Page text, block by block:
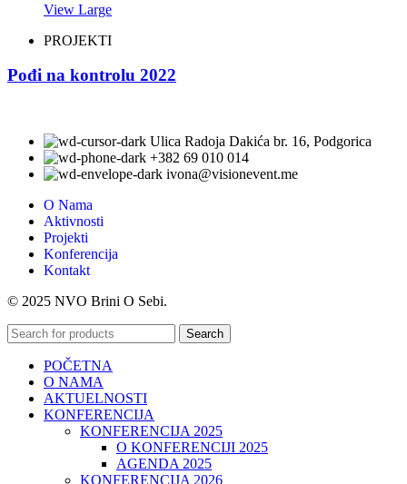
View Large
PROJEKTI
Pođi na kontrolu 2022
Ulica Radoja Dakića br. 16, Podgorica
+382 69 010 014
ivona@visionevent.me
O Nama
Aktivnosti
Projekti
Konferencija
Kontakt
© 2025 NVO Brini O Sebi.
Search
POČETNA
O NAMA
AKTUELNOSTI
KONFERENCIJA
KONFERENCIJA 2025
O KONFERENCIJI 2025
AGENDA 2025
KONFERENCIJA 2026